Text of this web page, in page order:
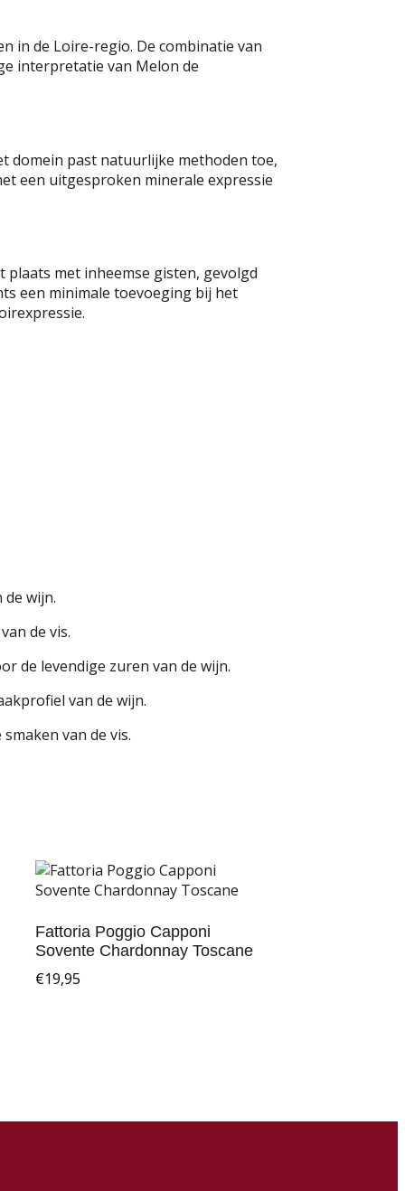
in de Loire-regio. De combinatie van
interpretatie van Melon de
domein past natuurlijke methoden toe,
een uitgesproken minerale expressie
plaats met inheemse gisten, gevolgd
een minimale toevoeging bij het
wijn.
de vis.
de levendige zuren van de wijn.
van de wijn.
van de vis.
Fattoria Poggio Capponi
Sovente Chardonnay Toscane
€19,95